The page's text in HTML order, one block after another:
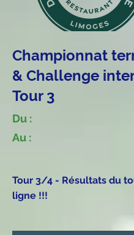
Championnat
& Challenge
Tour 3
Du :
Au :
Tour 3/4 - Résultats du
ligne !!!